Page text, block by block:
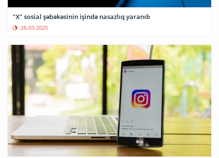
"X" sosial şəbəkəsinin işində nasazlıq yaranıb
28-03-2025